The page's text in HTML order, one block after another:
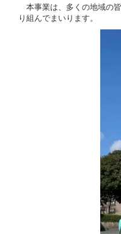
本事業は、多くの地域の
り組んでまいります。